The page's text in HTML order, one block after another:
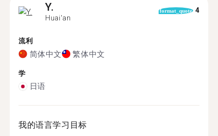
Y.
Huai'an
format_quote 4
流利
简体中文 繁体中文
学
日语
我的语言学习目标